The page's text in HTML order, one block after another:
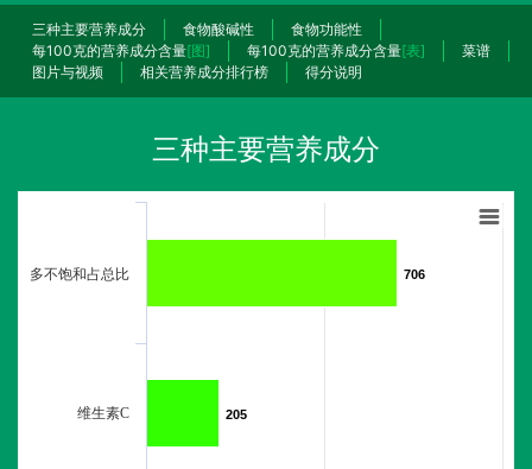
三种主要营养成分 食物酸碱性
食物功能性
每100克的营养成分含量[图] 每100克的营养成分含量[表]
菜谱
图片与视频
相关营养成分排行榜 得分说明
三种主要营养成分
706
706
205
205
多不饱和占总比
维生素C